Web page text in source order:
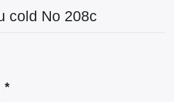
cold No 208c
*